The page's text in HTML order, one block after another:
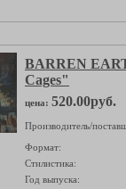
BARREN
Cages"
цена: 520.00руб.
Производитель/
Формат:
Стилистика:
Год выпуска: